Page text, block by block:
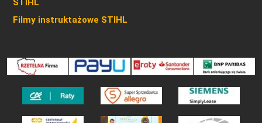
STIHL
Filmy instruktażowe STIHL